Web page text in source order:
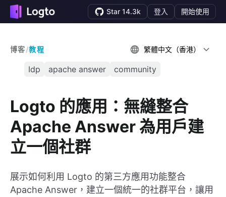
Star 14.3k 登入 開始使用
博客/教程 繁體中文（香港）
Idp apache answer community
Logto 的應用：無縫整合
Apache Answer 為用戶建
立一個社群
展示如何利用 Logto 的第三方應用功能整合
Apache Answer，建立一個統一的社群平台，讓用